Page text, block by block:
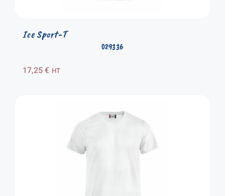
029336
Ice Sport-T
17,25€ HT